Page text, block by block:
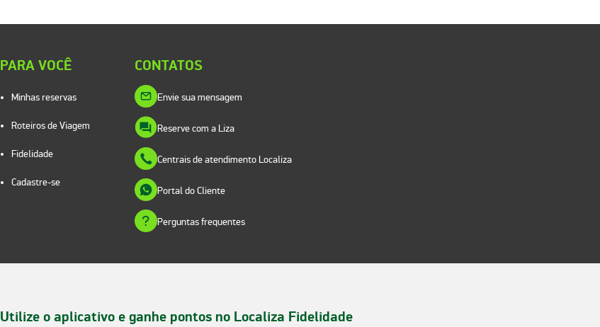
PARA VOCÊ
Minhas reservas
Roteiros de Viagem
Fidelidade
Cadastre-se
CONTATOS
Envie sua mensagem
Reserve com a Liza
Centrais de atendimento Localiza
Portal do Cliente
Perguntas frequentes
Utilize o aplicativo e ganhe pontos no Localiza Fidelidade